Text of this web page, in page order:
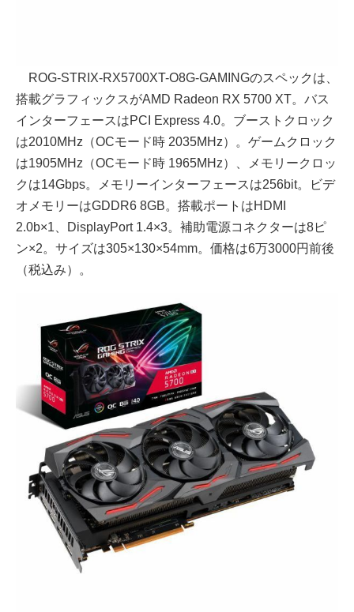
ROG-STRIX-RX5700XT-O8G-GAMINGのスペックは、
搭載グラフィックスがAMD Radeon RX 5700 XT。​バス
インターフェースはPCI Express 4.0。ブーストクロック
は2010MHz（OCモード時 2035MHz）。ゲームクロック
は1905MHz（OCモード時 1965MHz）、メモリークロッ
クは14Gbps。メモリーインターフェースは256bit。ビデ
オメモリーはGDDR6 8GB。搭載ポートはHDMI
2.0b×1、DisplayPort 1.4×3。補助電源コネクターは8ピ
ン×2。サイズは305×130×54mm。価格は6万3000円前後
（税込み）。